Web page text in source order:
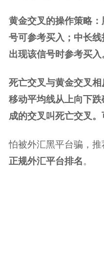
黄金交叉的操作策略
号可参考买入；中长
出现该信号时参考买入
死亡交叉与黄金交叉
移动平均线从上向下
成的交叉叫死亡交叉。
怕被外汇黑平台骗，推
正规外汇平台排名。